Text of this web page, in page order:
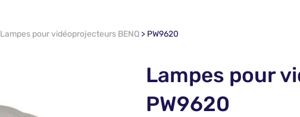
Lampes pour vidéoprojecteurs BENQ > PW9620
Lampes pour
PW9620